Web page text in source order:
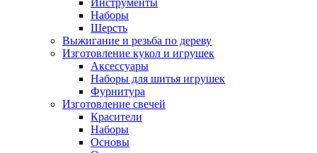
Инструменты
Наборы
Шерсть
Выжигание и резьба по дереву
Изготовление кукол и игрушек
Аксессуары
Наборы для шитья игрушек
Фурнитура
Изготовление свечей
Красители
Наборы
Основы